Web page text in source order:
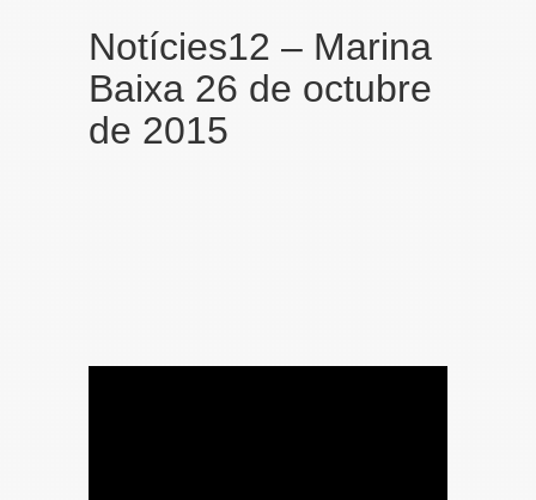
Notícies12 – Marina
Baixa 26 de octubre
de 2015